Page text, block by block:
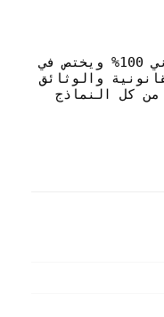
النماذج دوت كوم: موقع مجاني 100% ويختص في
والوثائق
من كل النماذج